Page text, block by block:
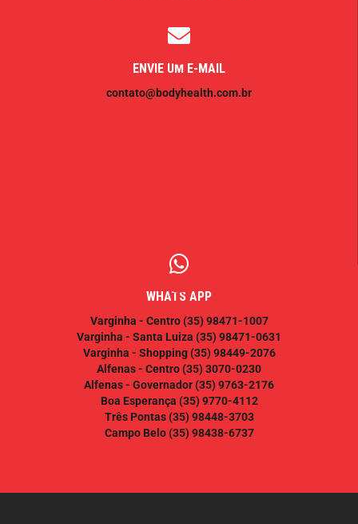
ENVIE UM E-MAIL
contato@bodyhealth.com.br
WHATS APP
Varginha - Centro(35) 98471-1007
Varginha - Santa Luiza (35) 98471-0631
Varginha - Shopping(35) 98449-2076
Alfenas - Centro(35) 3070-0230
Alfenas - Governador(35) 9763-2176
Boa Esperança (35) 9770-4112
Três Pontas(35) 98448-3703
Campo Belo(35) 98438-6737